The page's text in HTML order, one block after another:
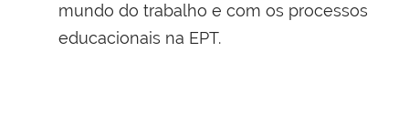
mundo do trabalho e com os processos
educacionais na EPT.